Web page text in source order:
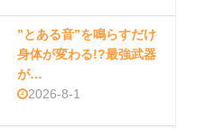
”とある音”を鳴らすだけ
身体が変わる!?最強武器
が…
2026-8-1